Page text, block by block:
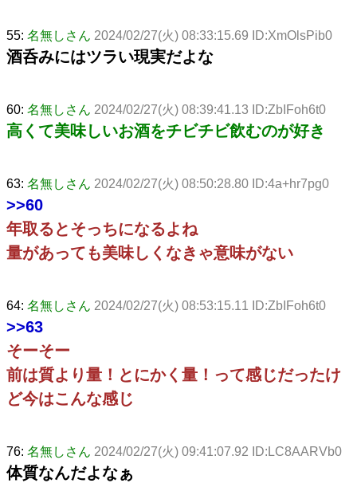
55: 名無しさん 2024/02/27(火) 08:33:15.69 ID:XmOlsPib0
酒呑みにはツラい現実だよな
60: 名無しさん 2024/02/27(火) 08:39:41.13 ID:ZbIFoh6t0
高くて美味しいお酒をチビチビ飲むのが好き
63: 名無しさん 2024/02/27(火) 08:50:28.80 ID:4a+hr7pg0
>>60
年取るとそっちになるよね
量があっても美味しくなきゃ意味がない
64: 名無しさん 2024/02/27(火) 08:53:15.11 ID:ZbIFoh6t0
>>63
そーそー
前は質より量！とにかく量！って感じだったけ
ど今はこんな感じ
76: 名無しさん 2024/02/27(火) 09:41:07.92 ID:LC8AARVb0
体質なんだよなぁ